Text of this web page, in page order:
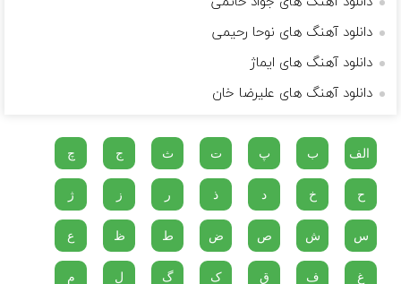
دانلود آهنگ های نوحا رحیمی
دانلود آهنگ های ایماژ
دانلود آهنگ های علیرضا خان
الف ب پ ت ث ج چ
ح خ د ذ ر ز ژ
س ش ص ض ط ظ ع
غ ف ق ک گ ل م